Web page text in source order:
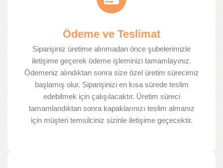
Ödeme ve Teslimat​
Siparişiniz üretime alınmadan önce şubelerimizle
iletişime geçerek ödeme işleminizi tamamlayınız.
Ödemeniz alındıktan sonra size özel üretim sürecimiz
başlamış olur. Siparişinizi en kısa sürede teslim
edebilmek için çalışılacaktır. Üretim süreci
tamamlandıktan sonra kapaklarınızı teslim almanız
için müşteri temsilciniz sizinle iletişime geçecektir.​